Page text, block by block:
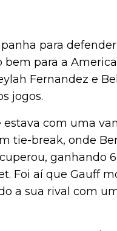
para
para a
Fernandez e
jogos.
com uma
tie-break, onde
ganhando
Foi aí que Gauff
a sua rival com